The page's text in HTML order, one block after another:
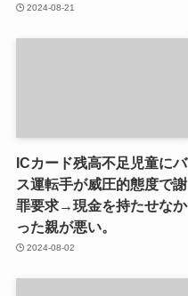
2024-08-21
ICカード残高不足児童にバ
ス運転手が威圧的態度で謝
罪要求→現金を持たせなか
った親が悪い。
2024-08-02